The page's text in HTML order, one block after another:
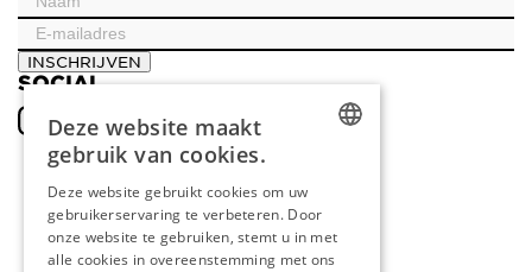
INSCHRIJVEN
SOCIAL
ENGLISH
FRENCH
Deze website maakt
gebruik van cookies.
Deze website gebruikt cookies om uw
gebruikerservaring te verbeteren. Door
onze website te gebruiken, stemt u in met
alle cookies in overeenstemming met ons